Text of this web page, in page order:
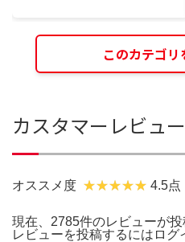
このカテゴ
カスタマーレビュー
オススメ度 4.5点
現在、2785件のレビューが投
レビューを投稿するには ログ